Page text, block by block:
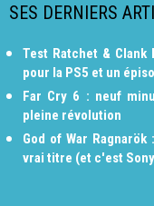
SES DERNIERS
Test Ratchet &
pour la PS5 et un
Far Cry 6 : neuf
pleine révolution
God of War
vrai titre (et c'est